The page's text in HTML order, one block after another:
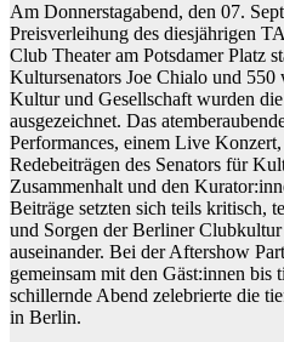
Am Donnerstagabend, den 07.
Preisverleihung des diesjährigen
Club Theater am Potsdamer Platz
Kultursenators Joe Chialo und
Kultur und Gesellschaft wurden
ausgezeichnet. Das
Performances, einem Live
Redebeiträgen des Senators für
Zusammenhalt und den
Beiträge setzten sich teils kritisch,
und Sorgen der Berliner
auseinander. Bei der Aftershow
gemeinsam mit den Gäst:innen bis
schillernde Abend zelebrierte die
in Berlin.